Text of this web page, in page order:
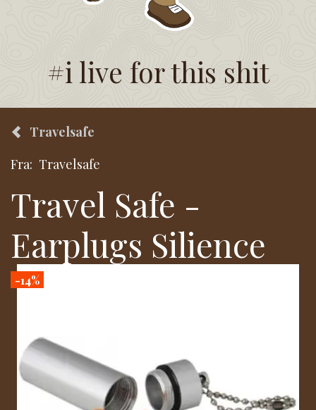
#i live for this shit
Travelsafe
Fra: Travelsafe
Travel Safe -
Earplugs Silience
-14%